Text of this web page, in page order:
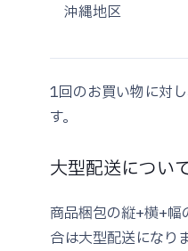
沖縄地区
1回のお買い物に対
す。
大型配送につい
商品梱包の縦+横+
合は大型配送になりま